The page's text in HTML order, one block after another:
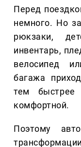
Перед
немного. Но
рюкзаки,
инвентарь,
велосипед
багажа
тем быстрее
комфортной.
Поэтому